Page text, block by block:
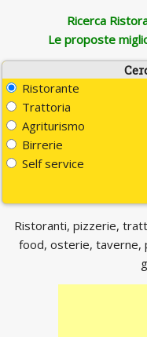
Ricerca
Le proposte
Ristorante
Trattoria
Agriturismo
Birrerie
Self service
Ristoranti, pizzerie,
food, osterie, taverne,